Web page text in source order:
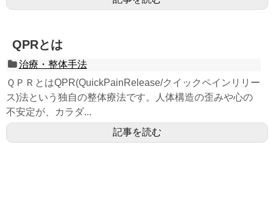
QPRとは
治療・整体手法
ＱＰＲとはQPR(QuickPainRelease/クイックペインリリー
ス)法という独自の整体療法です。人体構造の歪みや心の
不安定が、カラダ...
記事を読む